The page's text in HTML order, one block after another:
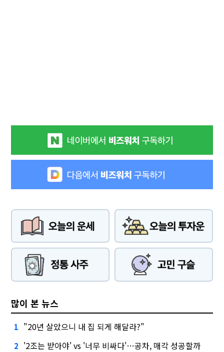
많이 본 뉴스
1 "20년 살았으니 내 집 되게 해달라?"
2 '2조는 받아야' vs '너무 비싸다'…공차, 매각 성공할까